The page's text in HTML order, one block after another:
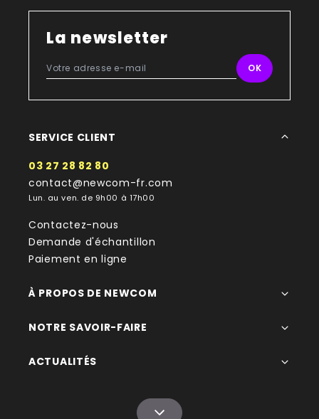
La newsletter
SERVICE CLIENT
03 27 28 82 80
contact@newcom-fr.com
Lun. au ven. de 9h00 à 17h00
Contactez-nous
Demande d'échantillon
Paiement en ligne
À PROPOS DE NEWCOM
NOTRE SAVOIR-FAIRE
ACTUALITÉS